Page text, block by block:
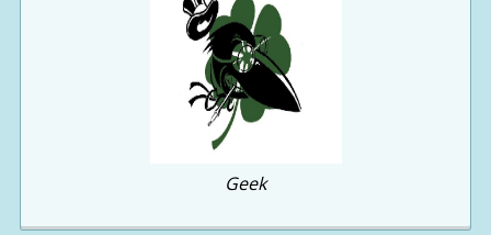
Geek